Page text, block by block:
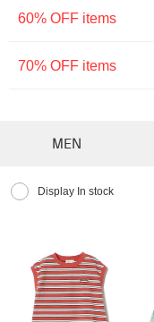
60% OFF items
70% OFF items
MEN
Display In stock